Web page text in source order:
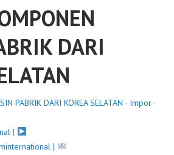
n
J
y
DARI
PABRIK DARI KOREA SELATAN · Impor ·
|
|